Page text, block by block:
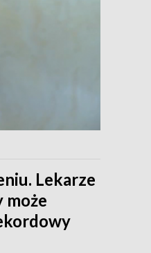
Lekarze
może